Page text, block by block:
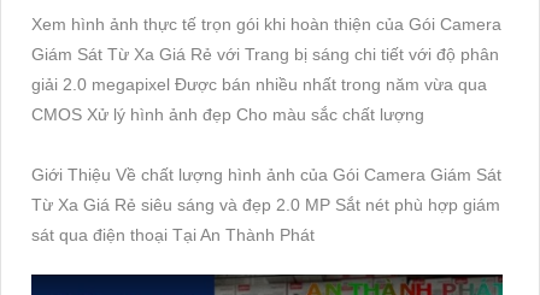
Xem hình ảnh thực tế trọn gói khi hoàn thiện của Gói Camera